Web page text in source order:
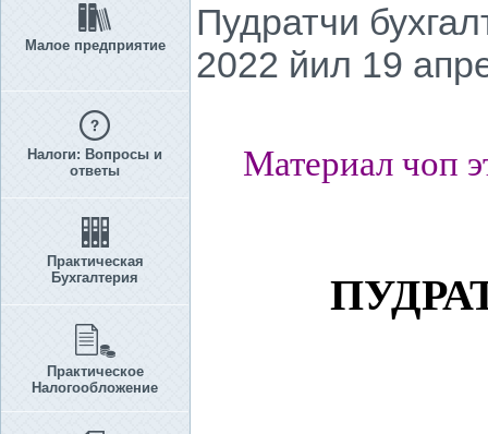
Малое предприятие
Налоги: Вопросы и
ответы
Практическая
Бухгалтерия
Практическое
Налогообложение
Пудратчи
2022 йил 19
Материал чоп